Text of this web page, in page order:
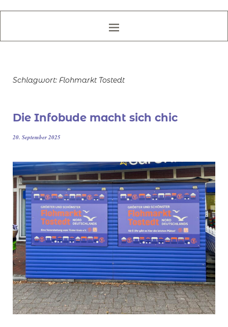
Schlagwort: Flohmarkt Tostedt
Die Infobude macht sich chic
20. September 2025